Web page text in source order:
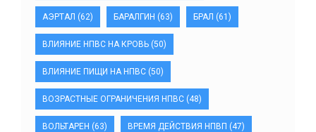
АЭРТАЛ (62) БАРАЛГИН (63) БРАЛ (61)
ВЛИЯНИЕ НПВС НА КРОВЬ (50)
ВЛИЯНИЕ ПИЩИ НА НПВС (50)
ВОЗРАСТНЫЕ ОГРАНИЧЕНИЯ НПВС (48)
ВОЛЬТАРЕН (63) ВРЕМЯ ДЕЙСТВИЯ НПВП (47)